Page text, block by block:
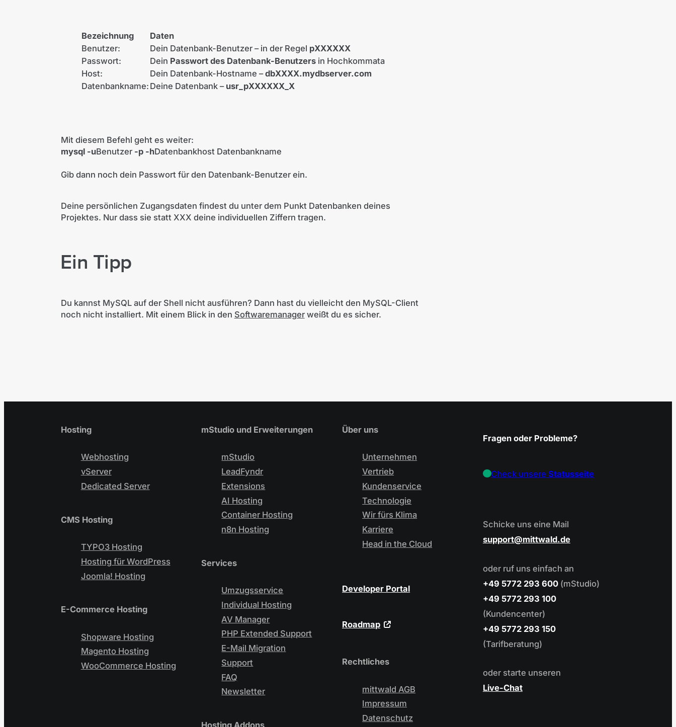
Bezeichnung
Daten
Benutzer:
Dein Datenbank-Benutzer – in der Regel pXXXXXX
Passwort:
Dein Passwort des Datenbank-Benutzersin Hochkommata
Host:
Dein Datenbank-Hostname –dbXXXX.mydbserver.com
Datenbankname: Deine Datenbank – usr_pXXXXXX_X
Mit diesem Befehl geht es weiter:
mysql -uBenutzer -p -hDatenbankhost Datenbankname
Gib dann noch dein Passwort für den Datenbank-Benutzer ein.
Deine persönlichen Zugangsdaten findest du unter dem Punkt Datenbanken deines
Projektes. Nur dass sie statt XXX deine individuellen Ziffern tragen.
Ein Tipp
Du kannst MySQL auf der Shell nicht ausführen? Dann hast du vielleicht den MySQL-Client
noch nicht installiert. Mit einem Blick in den Softwaremanagerweißt du es sicher.
Hosting
Webhosting
vServer
Dedicated Server
CMS Hosting
TYPO3 Hosting
Hosting für WordPress
Joomla! Hosting
E-Commerce Hosting
Shopware Hosting
Magento Hosting
WooCommerce Hosting
mStudio und Erweiterungen
mStudio
LeadFyndr
Extensions
AI Hosting
Container Hosting
n8n Hosting
Services
Umzugsservice
Individual Hosting
AV Manager
PHP Extended Support
E-Mail Migration
Support
FAQ
Newsletter
Über uns
Unternehmen
Vertrieb
Kundenservice
Technologie
Wir fürs Klima
Karriere
Head in the Cloud
Developer Portal
Roadmap
Rechtliches
mittwald AGB
Impressum
Datenschutz
Fragen oder Probleme?
Check unsere Statusseite
Schicke uns eine Mail
support
mittwald.de
oder ruf uns einfach an
+49 5772 293 600 (mStudio)
+49 5772 293 100
(Kundencenter)
+49 5772 293 150
(Tarifberatung)
oder starte unseren
Live-Chat